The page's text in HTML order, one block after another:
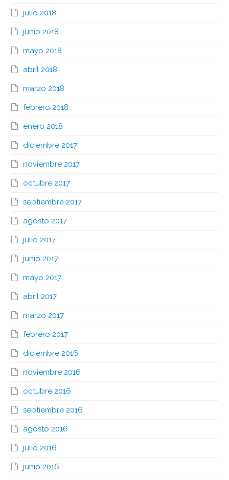
julio 2018
junio 2018
mayo 2018
abril 2018
marzo 2018
febrero 2018
enero 2018
diciembre 2017
noviembre 2017
octubre 2017
septiembre 2017
agosto 2017
julio 2017
junio 2017
mayo 2017
abril 2017
marzo 2017
febrero 2017
diciembre 2016
noviembre 2016
octubre 2016
septiembre 2016
agosto 2016
julio 2016
junio 2016